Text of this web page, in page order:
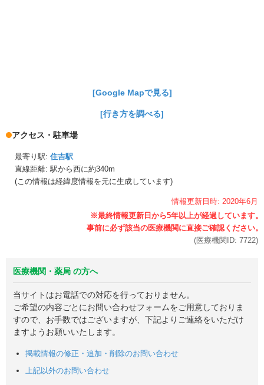
[Google Mapで見る]
[行き方を調べる]
アクセス・駐車場
最寄り駅: 住吉駅
直線距離: 駅から西に約340m
(この情報は経緯度情報を元に生成しています)
情報更新日時: 2020年6月
(医療機関ID: 7722)
医療機関・薬局 の方へ
当サイトはお電話での対応を行っておりません。
ご希望の内容ごとにお問い合わせフォームをご用意しておりま
すので、お手数ではございますが、下記よりご連絡をいただけ
ますようお願いいたします。
掲載情報の修正・追加・削除のお問い合わせ
上記以外のお問い合わせ